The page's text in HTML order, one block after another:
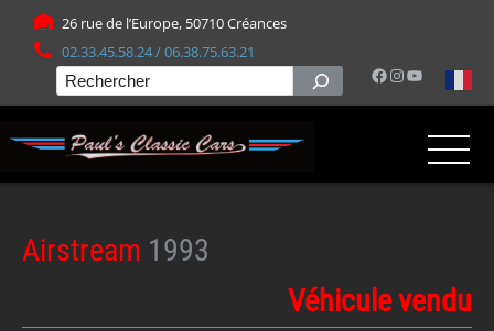
26 rue de l’Europe, 50710 Créances
02.33.45.58.24 / 06.38.75.63.21
Facebook
Instagram
YouTube
Rechercher
Airstream 1993
Véhicule vendu
Panneau de gestion des cookies